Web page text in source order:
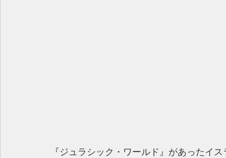
『ジュラシック・ワールド』があったイ